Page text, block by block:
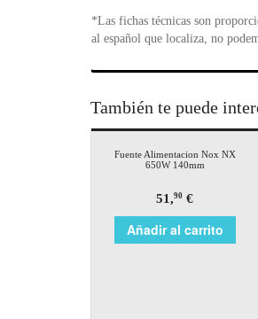
*Las fichas técnicas son
al español que localiza, no
También te puede
Fuente Alimentacion Nox NX
650W 140mm
51,90 €
Añadir al carrito